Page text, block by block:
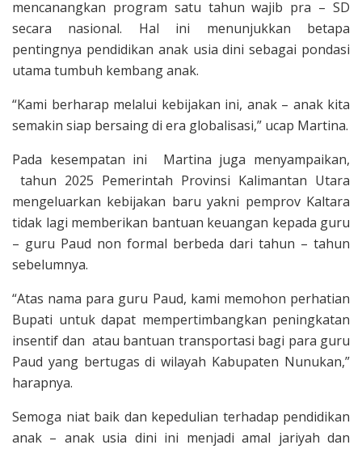
mencanangkan program satu tahun wajib pra – SD
secara nasional. Hal ini menunjukkan betapa
pentingnya pendidikan anak usia dini sebagai pondasi
utama tumbuh kembang anak.
“Kami berharap melalui kebijakan ini, anak – anak kita
semakin siap bersaing di era globalisasi,” ucap Martina.
Pada kesempatan ini Martina juga menyampaikan,
tahun 2025 Pemerintah Provinsi Kalimantan Utara
mengeluarkan kebijakan baru yakni pemprov Kaltara
tidak lagi memberikan bantuan keuangan kepada guru
– guru Paud non formal berbeda dari tahun – tahun
sebelumnya.
“Atas nama para guru Paud, kami memohon perhatian
Bupati untuk dapat mempertimbangkan peningkatan
insentif dan atau bantuan transportasi bagi para guru
Paud yang bertugas di wilayah Kabupaten Nunukan,”
harapnya.
Semoga niat baik dan kepedulian terhadap pendidikan
anak – anak usia dini ini menjadi amal jariyah dan